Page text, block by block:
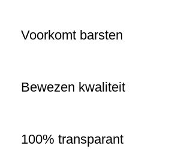
Voorkomt barsten
Bewezen kwaliteit
100% transparant